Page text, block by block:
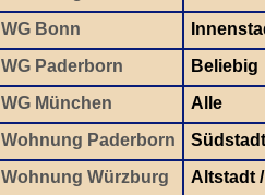
WG Bonn
WG Paderborn
Beliebig
WG München
Alle
Wohnung Paderborn
Südstadt
Wohnung Würzburg
Altstadt